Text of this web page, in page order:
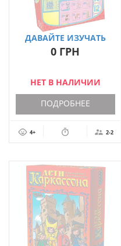
ДАВАЙТЕ ИЗУЧАТЬ
ЦИФРЫ
0 ГРН
НЕТ В НАЛИЧИИ
ПОДРОБНЕЕ
4+ 2-2